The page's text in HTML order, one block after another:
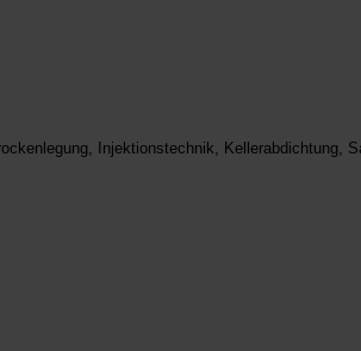
Injektionstechnik, Kellerabdichtung,